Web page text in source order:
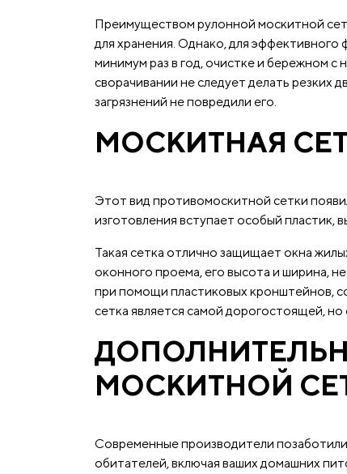
Преимуществом рулонной москитной
для хранения. Однако, для
минимум раз в год, очистке и бережном
сворачивании не следует делать
загрязнений не повредили его.
МОСКИТНАЯ
Этот вид противомоскитной сетки
изготовления вступает особый пластик,
Такая сетка отлично защищает окна
оконного проема, его высота и ширина,
при помощи пластиковых кронштейнов,
сетка является самой дорогостоящей,
МОСКИТНОЙ
Современные производители
обитателей, включая ваших домашних